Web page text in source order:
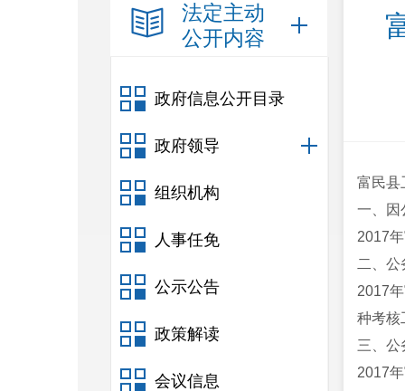
法定主动
公开内容
政府信息公开目录
政府领导
组织机构
人事任免
公示公告
政策解读
会议信息
富民县
一、因
2017
二、公
2017
种考核
三、公
2017